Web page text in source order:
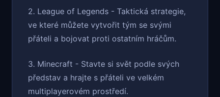
2. League of Legends - Taktická strategie,
ve které můžete vytvořit tým se svými
přáteli a bojovat proti ostatním hráčům.
3. Minecraft - Stavte si svět podle svých
představ a hrajte s přáteli ve velkém
multiplayerovém prostředí.